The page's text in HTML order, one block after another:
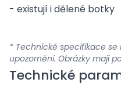
- existují i dělené botky
* Technické specifikace
upozornění. Obrázky mají
Technické